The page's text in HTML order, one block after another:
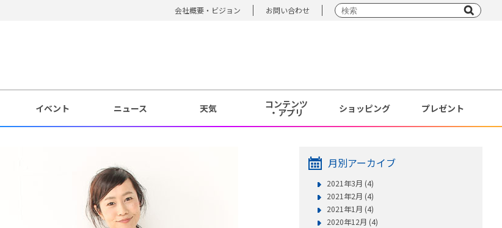
会社概要・ビジョン お問い合わせ
イベント ニュース 天気 コンテンツ
・アプリ ショッピング プレゼント
月別アーカイブ
2021年3月 (4)
2021年2月 (4)
2021年1月 (4)
2020年12月 (4)